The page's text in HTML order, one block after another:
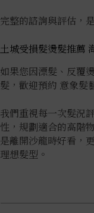
完整的諮詢與評估，
土城受損髮燙髮推薦
如果您因漂髮、反覆
髮，歡迎預約 意象髮
我們重視每一次髮況
性，規劃適合的高階
是離開沙龍時好看，
理想髮型。